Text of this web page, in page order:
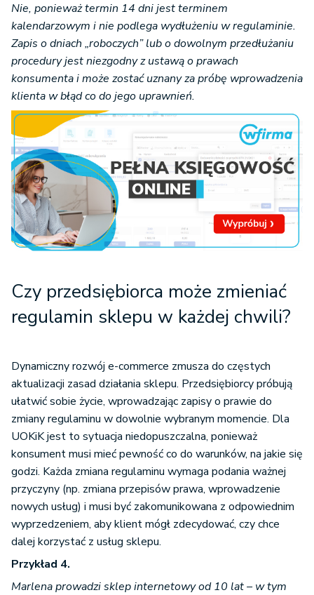
Nie, ponieważ termin 14 dni jest terminem
kalendarzowym i nie podlega wydłużeniu w regulaminie.
Zapis o dniach „roboczych” lub o dowolnym przedłużaniu
procedury jest niezgodny z ustawą o prawach
konsumenta i może zostać uznany za próbę wprowadzenia
klienta w błąd co do jego uprawnień.
Czy przedsiębiorca może zmieniać
regulamin sklepu w każdej chwili?
Dynamiczny rozwój e-commerce zmusza do częstych
aktualizacji zasad działania sklepu. Przedsiębiorcy próbują
ułatwić sobie życie, wprowadzając zapisy o prawie do
zmiany regulaminu w dowolnie wybranym momencie. Dla
UOKiK jest to sytuacja niedopuszczalna, ponieważ
konsument musi mieć pewność co do warunków, na jakie się
godzi. Każda zmiana regulaminu wymaga podania ważnej
przyczyny (np. zmiana przepisów prawa, wprowadzenie
nowych usług) i musi być zakomunikowana z odpowiednim
wyprzedzeniem, aby klient mógł zdecydować, czy chce
dalej korzystać z usług sklepu.
Przykład 4.
Marlena prowadzi sklep internetowy od 10 lat – w tym